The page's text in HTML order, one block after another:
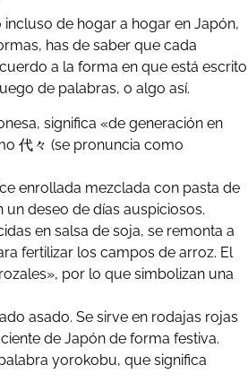
incluso de hogar a hogar en Japón,
has de saber que cada
a la forma en que está escrito
de palabras, o algo así.
significa «de generación en
代々 (se pronuncia como
enrollada mezclada con pasta de
deseo de días auspiciosos.
en salsa de soja, se remonta a
fertilizar los campos de arroz. El
por lo que simbolizan una
asado. Se sirve en rodajas rojas
de Japón de forma festiva.
yorokobu, que significa